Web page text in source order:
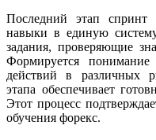
Последний этап спринт
навыки в единую
задания, проверяющие
Формируется понимание
действий в различных
этапа обеспечивает
Этот процесс
обучения форекс.